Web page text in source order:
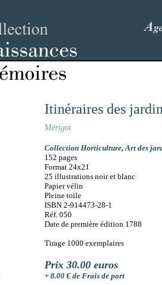
Itinéraires des
Mérigot
Collection Horticulture, Art des
152 pages
Format 24x21
25 illustrations noir et blanc
Papier vélin
Pleine toile
ISBN 2-914473-28-1
Réf. 050
Date de première édition 1788
Tirage 1000 exemplaires
Prix 30.00 euros
+ 8.00 € de Frais de port